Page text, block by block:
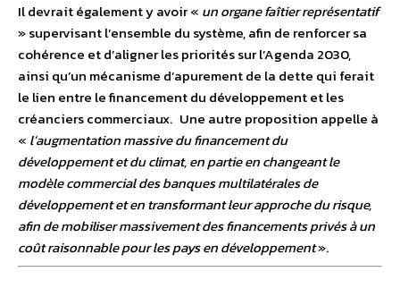
Il devrait également y avoir « un organe faîtier représentatif
» supervisant l’ensemble du système, afin de renforcer sa
cohérence et d’aligner les priorités sur l’Agenda 2030,
ainsi qu’un mécanisme d’apurement de la dette qui ferait
le lien entre le financement du développement et les
créanciers commerciaux. Une autre proposition appelle à
« l’augmentation massive du financement du
développement et du climat, en partie en changeant le
modèle commercial des banques multilatérales de
développement et en transformant leur approche du risque,
afin de mobiliser massivement des financements privés à un
coût raisonnable pour les pays en développement».